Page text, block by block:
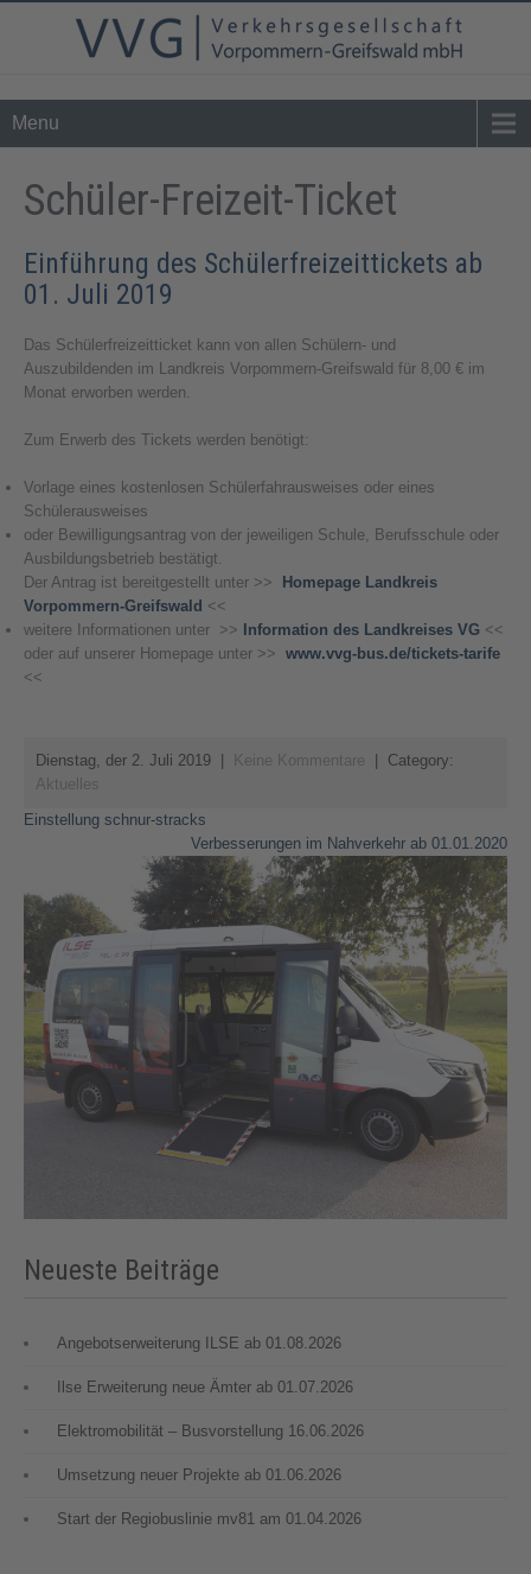
Tel. 0 39 76 - 24 02 - 0info@vvg-bus.de
Menu
Schüler-Freizeit-Ticket
Einführung des Schülerfreizeittickets ab
01. Juli 2019
Das Schülerfreizeitticket kann von allen Schülern- und
Auszubildenden im Landkreis Vorpommern-Greifswald für 8,00 € im
Monat erworben werden.
Zum Erwerb des Tickets werden benötigt:
Vorlage eines kostenlosen Schülerfahrausweises oder eines
Schülerausweises
oder Bewilligungsantrag von der jeweiligen Schule, Berufsschule oder
Ausbildungsbetrieb bestätigt.
Der Antrag ist bereitgestellt unter >>
Homepage Landkreis
Vorpommern-Greifswald <<
weitere Informationen unter >>
Information des Landkreises VG <<
oder auf unserer Homepage unter >> www.vvg-bus.de/tickets-tarife
<<
Dienstag, der 2. Juli 2019 Keine Kommentare
| Category:
Aktuelles
Beitragsnavigation
Einstellung schnur-stracks
Verbesserungen im Nahverkehr ab 01.01.2020
Neueste Beiträge
Angebotserweiterung ILSE ab 01.08.2026
Ilse Erweiterung neue Ämter ab 01.07.2026
Elektromobilität – Busvorstellung 16.06.2026
Umsetzung neuer Projekte ab 01.06.2026
Start der Regiobuslinie mv81 am 01.04.2026